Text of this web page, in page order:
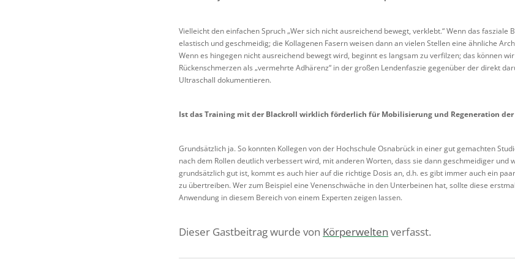
Vielleicht den einfachen Spruch „Wer sich nicht ausreichend bewegt, verklebt.“ Wenn das
elastisch und geschmeidig; die Kollagenen Fasern weisen dann an vielen Stellen eine ähnliche
Wenn es hingegen nicht ausreichend bewegt wird, beginnt es langsam zu verfilzen; das können
Rückenschmerzen als „vermehrte Adhärenz“ in der großen Lendenfaszie gegenüber der direkt
Ultraschall dokumentieren.
Ist das Training mit der Blackroll wirklich förderlich für Mobilisierung und Regeneration
Grundsätzlich ja. So konnten Kollegen von der Hochschule Osnabrück in einer gut gemachten
nach dem Rollen deutlich verbessert wird, mit anderen Worten, dass sie dann geschmeidiger und
grundsätzlich gut ist, kommt es auch hier auf die richtige Dosis an, d.h. es gibt immer auch ein
zu übertreiben. Wer zum Beispiel eine Venenschwäche in den Unterbeinen hat, sollte diese
Anwendung in diesem Bereich von einem Experten zeigen lassen.
Dieser Gastbeitrag wurde von Körperwelten verfasst.